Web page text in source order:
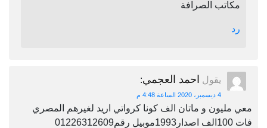
مكاتب الصرافة
رد
يقول احمد العجمي:
4 ديسمبر، 2020 الساعة 4:48 م
معي مليون و ماتان الف كونا كرواتي اريد لغيرهم المصري
فات 100الف اصدار1993موبيل رقم01226312609